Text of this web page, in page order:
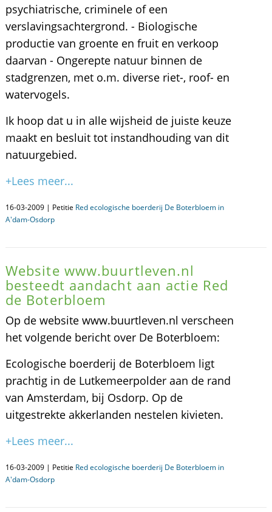
psychiatrische, criminele of een
verslavingsachtergrond. - Biologische
productie van groente en fruit en verkoop
daarvan - Ongerepte natuur binnen de
stadgrenzen, met o.m. diverse riet-, roof- en
watervogels.
Ik hoop dat u in alle wijsheid de juiste keuze
maakt en besluit tot instandhouding van dit
natuurgebied.
+Lees meer...
16-03-2009 | Petitie Red ecologische boerderij De Boterbloem in
A'dam-Osdorp
Website www.buurtleven.nl
besteedt aandacht aan actie Red
de Boterbloem
Op de website www.buurtleven.nl verscheen
het volgende bericht over De Boterbloem:
Ecologische boerderij de Boterbloem ligt
prachtig in de Lutkemeerpolder aan de rand
van Amsterdam, bij Osdorp. Op de
uitgestrekte akkerlanden nestelen kivieten.
+Lees meer...
16-03-2009 | Petitie Red ecologische boerderij De Boterbloem in
A'dam-Osdorp